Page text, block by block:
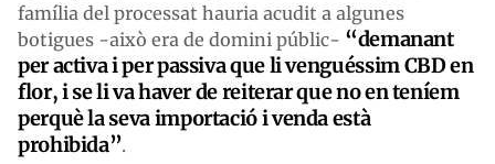
família del processat hauria acudit a algunes
botigues -això era de domini públic- “demanant
per activa i per passiva que li venguéssim CBD en
flor, i se li va haver de reiterar que no en teníem
perquè la seva importació i venda està
prohibida”.